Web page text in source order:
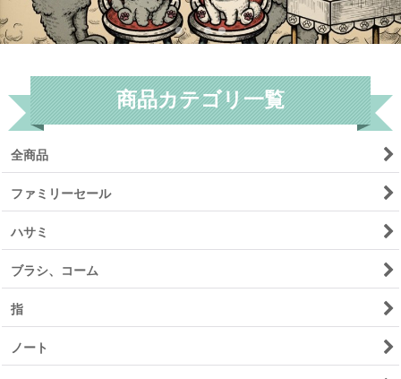
商品カテゴリ一覧
全商品
ファミリーセール
ハサミ
ブラシ、コーム
指
ノート